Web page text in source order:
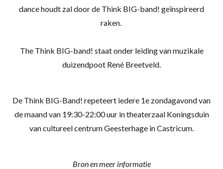
dance houdt zal door de Think BIG-band! geïnspireerd
raken.
The Think BIG-band! staat onder leiding van muzikale
duizendpoot René Breetveld.
De Think BIG-Band! repeteert iedere 1e zondagavond van
de maand van 19:30-22:00 uur in theaterzaal Koningsduin
van cultureel centrum Geesterhage in Castricum.
Bron en meer informatie